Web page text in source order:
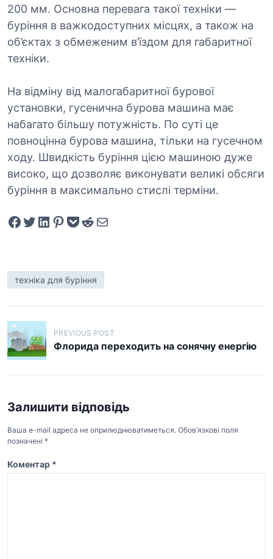
200 мм. Основна перевага такої техніки —
буріння в важкодоступних місцях, а також на
об’єктах з обмеженим в’їздом для габаритної
техніки.
На відміну від малогабаритної бурової
установки, гусенична бурова машина має
набагато більшу потужність. По суті це
повноцінна бурова машина, тільки на гусечном
ходу. Швидкість буріння цією машиною дуже
високо, що дозволяє виконувати великі обсяги
буріння в максимально стислі терміни.
Share on Facebook Tweet on Twitter Share on LinkedIn Pin on Pinterest Save to pocket Share on Reddit Share via Email
техніка для буріння
Н
а
в
г
ц
і
я
PREVIOUS POST
Флорида переходить на сонячну енергію
Залишити відповідь
Ваша e-mail адреса не оприлюднюватиметься. Обов’язкові поля
позначені *
Коментар *